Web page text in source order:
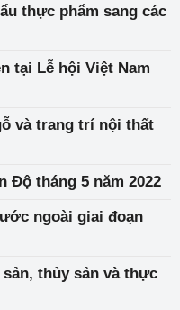
thực phẩm sang các
tại Lễ hội Việt Nam
và trang trí nội thất
Độ tháng 5 năm 2022
ngoài giai đoạn
thủy sản và thực